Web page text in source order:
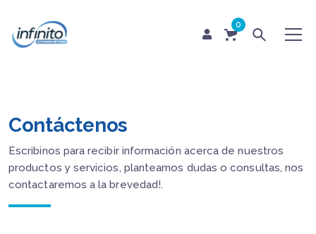
0
Contáctenos
Escribinos para recibir información acerca de nuestros
productos y servicios, plantearnos dudas o consultas, nos
contactaremos a la brevedad!.